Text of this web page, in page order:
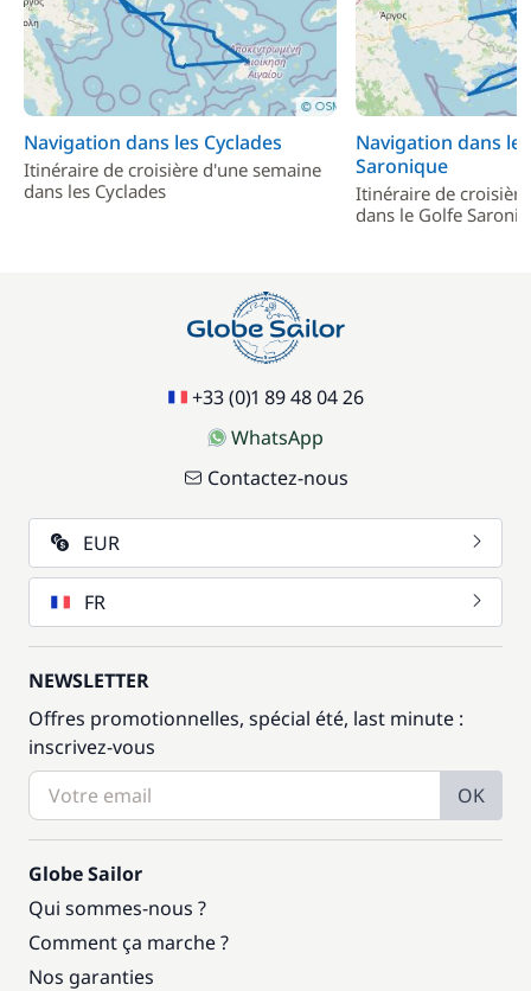
Navigation dans les Cyclades
Itinéraire de croisière d'une semaine
dans les Cyclades
Navigation dans le
Saronique
Itinéraire de
dans le Golfe
+33 (0)1 89 48 04 26
WhatsApp
Contactez-nous
EUR
FR
NEWSLETTER
Offres promotionnelles, spécial été, last minute :
inscrivez-vous
OK
Globe Sailor
Qui sommes-nous ?
Comment ça marche ?
Nos garanties